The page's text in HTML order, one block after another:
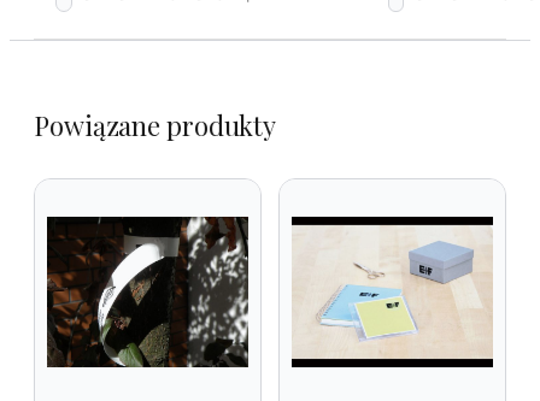
Powiązane produkty